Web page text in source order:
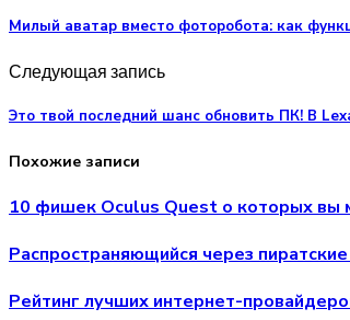
Милый аватар вместо фоторобота: как
Следующая запись
Это твой последний шанс обновить ПК! В
Похожие записи
10 фишек Oculus Quest о которых вы
Распространяющийся через
Рейтинг лучших интернет-